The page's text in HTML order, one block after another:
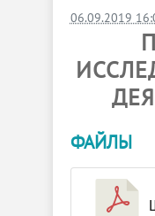
06.09.2019
ФАЙЛЫ